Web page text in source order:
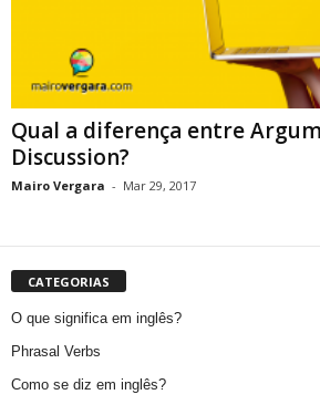
Qual a diferença entre
Discussion?
Mairo Vergara - Mar 29, 2017
CATEGORIAS
O que significa em inglês?
Phrasal Verbs
Como se diz em inglês?